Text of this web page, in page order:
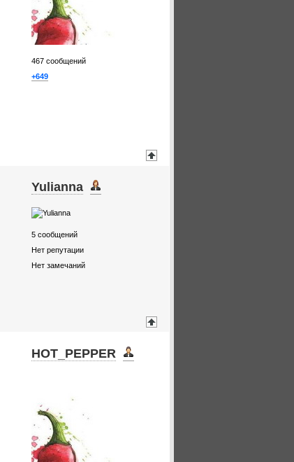
467 сообщений
+649
Yulianna
5 сообщений
Нет репутации
Нет замечаний
HOT_PEPPER